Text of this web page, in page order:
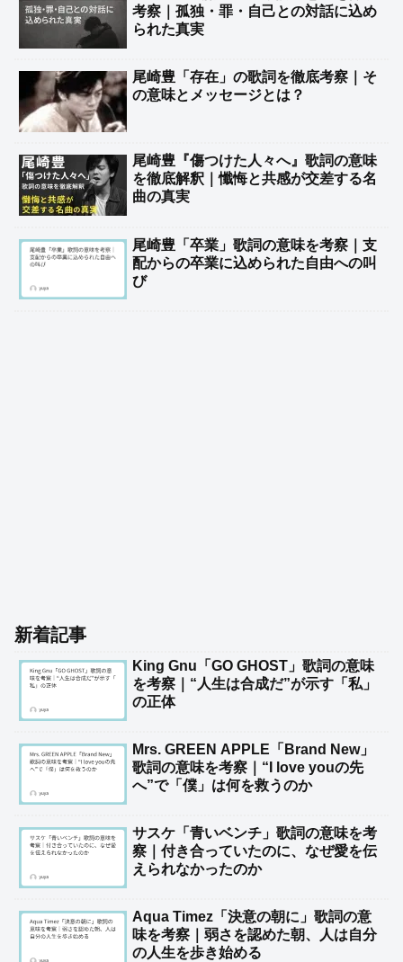
考察｜孤独・罪・自己との対話に込め
られた真実
尾崎豊「存在」の歌詞を徹底考察｜そ
の意味とメッセージとは？
尾崎豊『傷つけた人々へ』歌詞の意味
を徹底解釈｜懺悔と共感が交差する名
曲の真実
尾崎豊「卒業」歌詞の意味を考察｜支
配からの卒業に込められた自由への叫
び
新着記事
King Gnu「GO GHOST」歌詞の意味
を考察｜“人生は合成だ”が示す「私」
の正体
Mrs. GREEN APPLE「Brand New」
歌詞の意味を考察｜“I love youの先
へ”で「僕」は何を救うのか
サスケ「青いベンチ」歌詞の意味を考
察｜付き合っていたのに、なぜ愛を伝
えられなかったのか
Aqua Timez「決意の朝に」歌詞の意
味を考察｜弱さを認めた朝、人は自分
の人生を歩き始める